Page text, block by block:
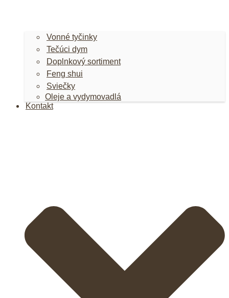
Vonné tyčinky
Tečúci dym
Doplnkový sortiment
Feng shui
Sviečky
Oleje a vydymovadlá
Kontakt